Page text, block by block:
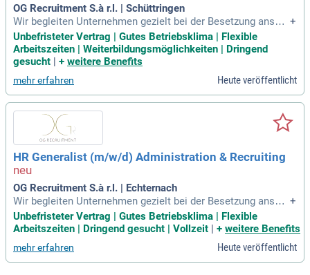
OG Recruitment S.à r.l. | Schüttringen
Wir begleiten Unternehmen gezielt bei der Besetzung anspru
chsvoller Schlüsselpositionen – persönlich, diskret und nac
hhaltig.
+
Unbefristeter Vertrag | Gutes Betriebsklima | Flexible
Arbeitszeiten | Weiterbildungsmöglichkeiten | Dringend
gesucht | + weitere Benefits
mehr erfahren Heute veröffentlicht
HR Generalist (m/w/d) Administration & Recruiting
OG Recruitment S.à r.l. | Echternach
Wir begleiten Unternehmen gezielt bei der Besetzung anspru
chsvoller Schlüsselpositionen – persönlich, diskret und nac
hhaltig.
+
Unbefristeter Vertrag | Gutes Betriebsklima | Flexible
Arbeitszeiten | Dringend gesucht | Vollzeit
+ weitere Benefits
mehr erfahren Heute veröffentlicht